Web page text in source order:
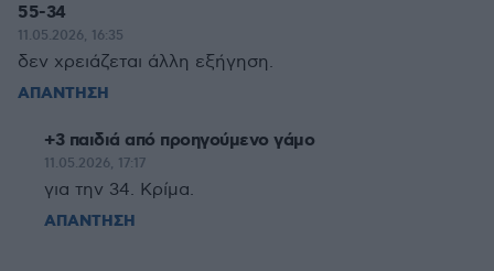
55-34
11.05.2026, 16:35
δεν χρειάζεται άλλη εξήγηση.
ΑΠΑΝΤΗΣΗ
+3 παιδιά από προηγούμενο γάμο
11.05.2026, 17:17
για την 34. Κρίμα.
ΑΠΑΝΤΗΣΗ